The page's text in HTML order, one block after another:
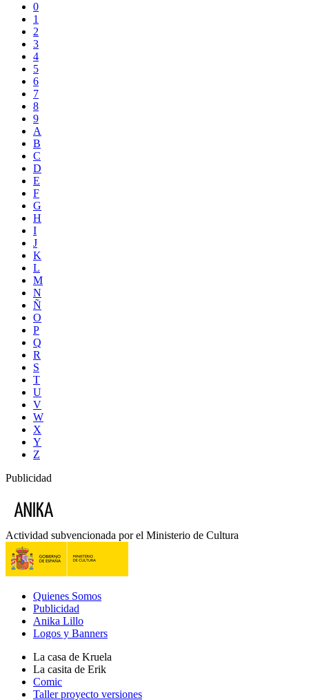
0
1
2
3
4
5
6
7
8
9
A
B
C
D
E
F
G
H
I
J
K
L
M
N
Ñ
O
P
Q
R
S
T
U
V
W
X
Y
Z
Publicidad
Actividad subvencionada por el Ministerio de Cultura
Quienes Somos
Publicidad
Anika Lillo
Logos y Banners
La casa de Kruela
La casita de Erik
Comic
Taller proyecto versiones